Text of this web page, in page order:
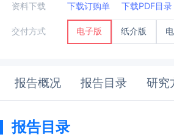
资料下载 下载订购单 下载PDF目录
交付方式 电子版 纸介版
报告概况 报告目录 研究
报告目录